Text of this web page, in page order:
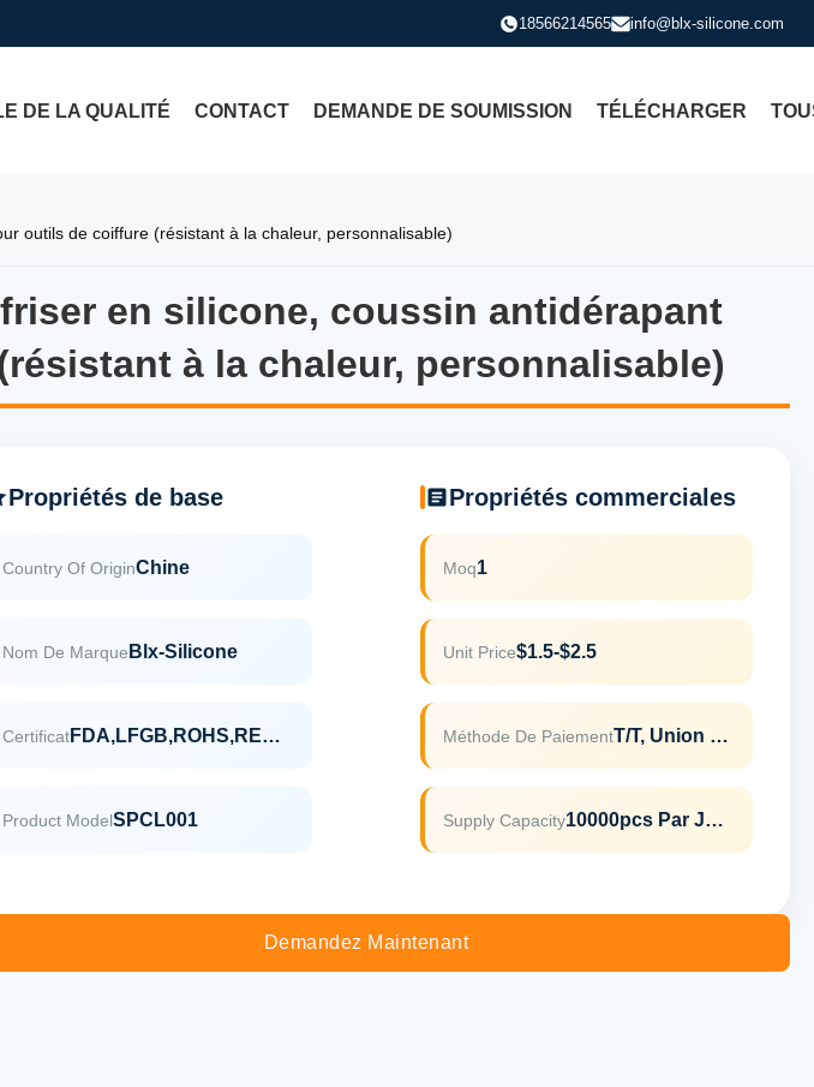
18566214565 info@blx-silicone.com
DE LA QUALITÉ CONTACT DEMANDE DE SOUMISSION TÉLÉCHARGER
outils de coiffure (résistant à la chaleur, personnalisable)
en silicone, coussin antidérapant
à la chaleur, personnalisable)
en silicone, coussin antidérapant
Propriétés de base
Country Of OriginChine
Nom De Marque Blx-Silicone
Certificat FDA,LFGB,ROHS,REACH
Product ModelSPCL001
Propriétés commerciales
Moq1
Unit Price$1.5-$2.5
Méthode De Paiement T/T, Union Occidentale
Supply Capacity 10000pcs Par Jour
Demandez Maintenant